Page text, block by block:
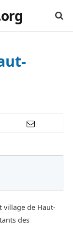
village de Haut-
des